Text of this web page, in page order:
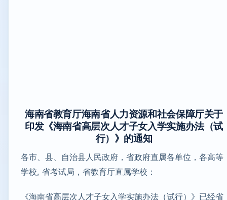
海南省教育厅海南省人力资源和社会保障厅关于
印发《海南省高层次人才子女入学实施办法（试
行）》的通知
各市、县、自治县人民政府，省政府直属各单位，各高等
学校, 省考试局，省教育厅直属学校：
《海南省高层次人才子女入学实施办法（试行）》已经省